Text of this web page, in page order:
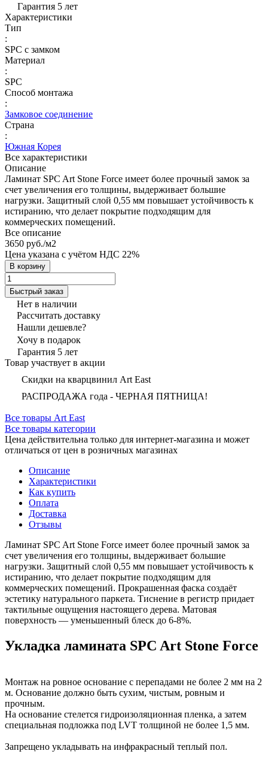
Гарантия 5 лет
Характеристики
Тип
:
SPC с замком
Материал
:
SPC
Способ монтажа
:
Замковое соединение
Страна
:
Южная Корея
Все характеристики
Описание
Ламинат SPC Art Stone Force имеет более прочный замок за
счет увеличения его толщины, выдерживает большие
нагрузки. Защитный слой 0,55 мм повышает устойчивость к
истиранию, что делает покрытие подходящим для
коммерческих помещений.
Все описание
3650 руб./м2
Цена указана с учётом НДС 22%
В корзину
Быстрый заказ
Нет в наличии
Рассчитать доставку
Нашли дешевле?
Хочу в подарок
Гарантия 5 лет
Товар участвует в акции
Скидки на кварцвинил Art East
РАСПРОДАЖА года - ЧЕРНАЯ ПЯТНИЦА!
Все товары Art East
Все товары категории
Цена действительна только для интернет-магазина и может
отличаться от цен в розничных магазинах
Описание
Характеристики
Как купить
Оплата
Доставка
Отзывы
Ламинат SPC Art Stone Force имеет более прочный замок за
счет увеличения его толщины, выдерживает большие
нагрузки. Защитный слой 0,55 мм повышает устойчивость к
истиранию, что делает покрытие подходящим для
коммерческих помещений. Прокрашенная фаска создаёт
эстетику натурального паркета. Тиснение в регистр придает
тактильные ощущения настоящего дерева. Матовая
поверхность — уменьшенный блеск до 6-8%.
Укладка ламината SPC Art Stone Force
Монтаж на ровное основание с перепадами не более 2 мм на 2
м. Основание должно быть сухим, чистым, ровным и
прочным.
На основание стелется гидроизоляционная пленка, а затем
специальная подложка под LVT толщиной не более 1,5 мм.
Запрещено укладывать на инфракрасный теплый пол.